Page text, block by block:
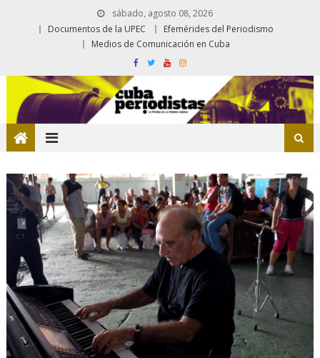
sábado, agosto 08, 2026
Documentos de la UPEC
Efemérides del Periodismo
Medios de Comunicación en Cuba